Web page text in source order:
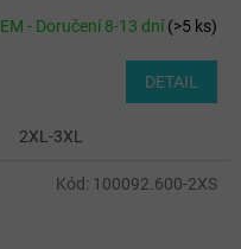
- Doručení 8-13 dní(>5 ks)
DETAIL
2XL-3XL
Kód: 100092.600-2XS